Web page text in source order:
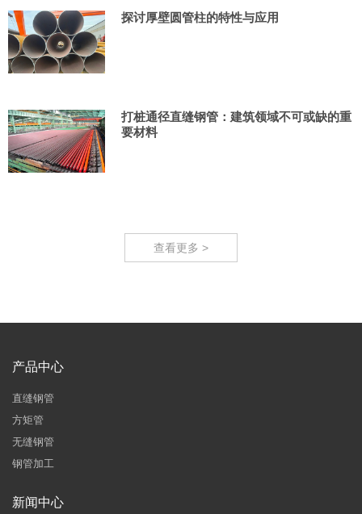
探讨厚壁圆管柱的特性与应用
打桩通径直缝钢管：建筑领域不可或缺的重
要材料
查看更多 >
产品中心
直缝钢管
方矩管
无缝钢管
钢管加工
新闻中心